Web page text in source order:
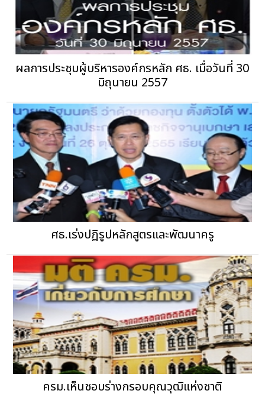
ผลการประชุมผู้บริหารองค์กรหลัก ศธ. เมื่อวันที่ 30
มิถุนายน 2557
ศธ.เร่งปฏิรูปหลักสูตรและพัฒนาครู
ครม.เห็นชอบร่างกรอบคุณวุฒิแห่งชาติ